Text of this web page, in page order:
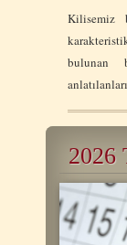
Kilisemiz
bulunan